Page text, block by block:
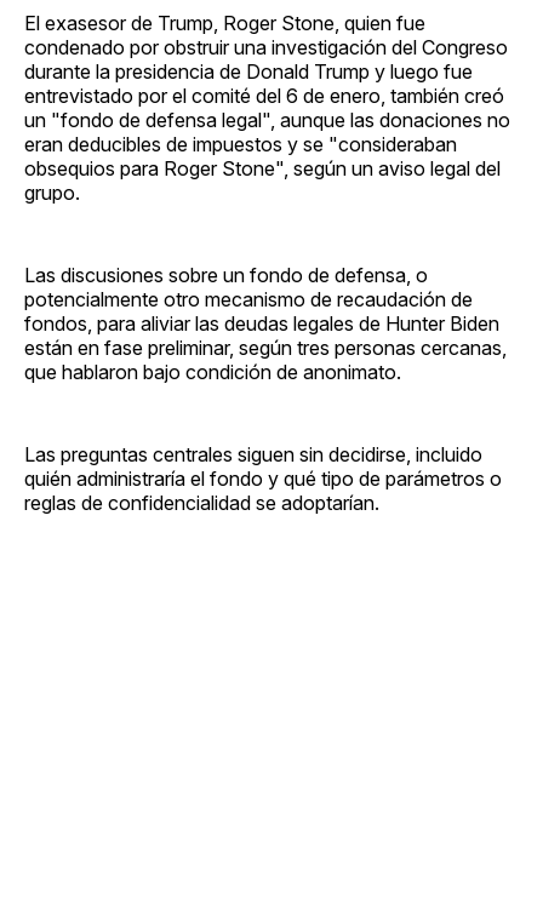
El exasesor de Trump, Roger Stone, quien fue
condenado por obstruir una investigación del Congreso
durante la presidencia de Donald Trump y luego fue
entrevistado por el comité del 6 de enero, también creó
un "fondo de defensa legal", aunque las donaciones no
eran deducibles de impuestos y se "consideraban
obsequios para Roger Stone", según un aviso legal del
grupo.
Las discusiones sobre un fondo de defensa, o
potencialmente otro mecanismo de recaudación de
fondos, para aliviar las deudas legales de Hunter Biden
están en fase preliminar, según tres personas cercanas,
que hablaron bajo condición de anonimato.
Las preguntas centrales siguen sin decidirse, incluido
quién administraría el fondo y qué tipo de parámetros o
reglas de confidencialidad se adoptarían.